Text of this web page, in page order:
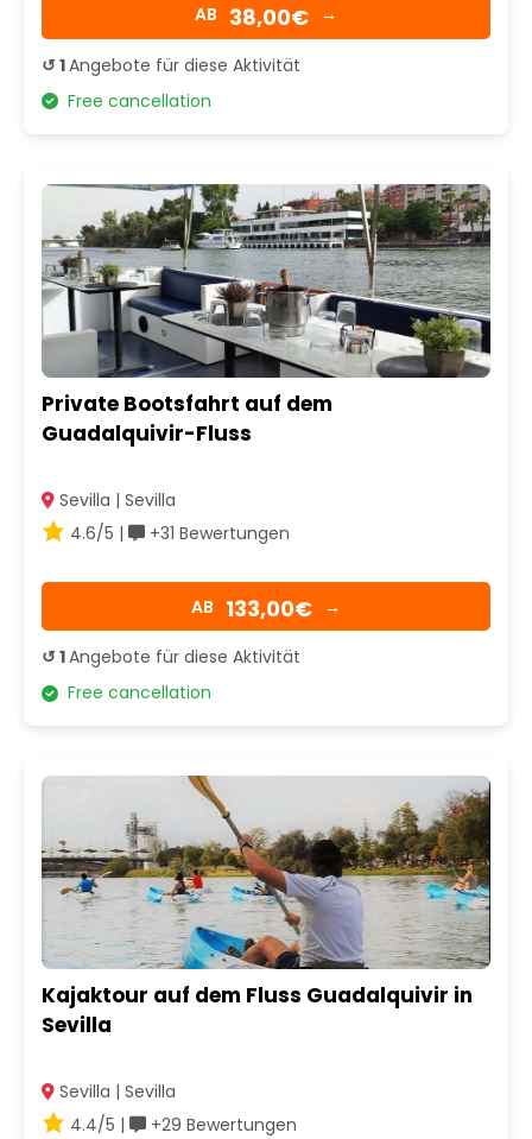
AB 38,00€ →
↺ 1Angebote für diese Aktivität
Free cancellation
Private Bootsfahrt auf dem
Guadalquivir-Fluss
Sevilla | Sevilla
4.6/5 |
+31 Bewertungen
AB 133,00€ →
↺ 1Angebote für diese Aktivität
Free cancellation
Kajaktour auf dem Fluss Guadalquivir in
Sevilla
Sevilla | Sevilla
4.4/5 |
+29 Bewertungen